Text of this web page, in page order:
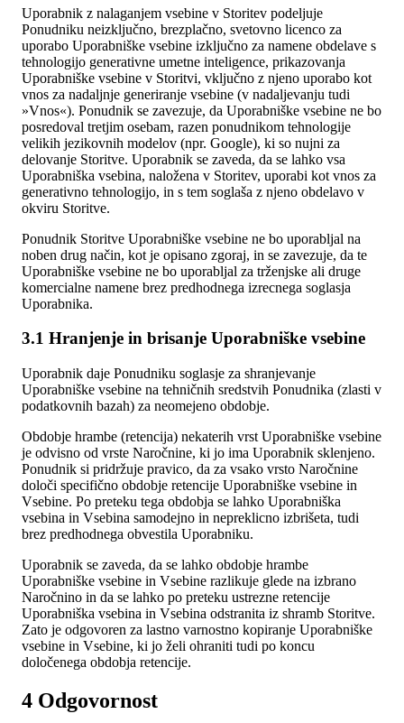
Uporabnik z nalaganjem vsebine v Storitev podeljuje
Ponudniku neizključno, brezplačno, svetovno licenco za
uporabo Uporabniške vsebine izključno za namene obdelave s
tehnologijo generativne umetne inteligence, prikazovanja
Uporabniške vsebine v Storitvi, vključno z njeno uporabo kot
vnos za nadaljnje generiranje vsebine (v nadaljevanju tudi
»Vnos«). Ponudnik se zavezuje, da Uporabniške vsebine ne bo
posredoval tretjim osebam, razen ponudnikom tehnologije
velikih jezikovnih modelov (npr. Google), ki so nujni za
delovanje Storitve. Uporabnik se zaveda, da se lahko vsa
Uporabniška vsebina, naložena v Storitev, uporabi kot vnos za
generativno tehnologijo, in s tem soglaša z njeno obdelavo v
okviru Storitve.
Ponudnik Storitve Uporabniške vsebine ne bo uporabljal na
noben drug način, kot je opisano zgoraj, in se zavezuje, da te
Uporabniške vsebine ne bo uporabljal za trženjske ali druge
komercialne namene brez predhodnega izrecnega soglasja
Uporabnika.
3.1 Hranjenje in brisanje Uporabniške vsebine
Uporabnik daje Ponudniku soglasje za shranjevanje
Uporabniške vsebine na tehničnih sredstvih Ponudnika (zlasti v
podatkovnih bazah) za neomejeno obdobje.
Obdobje hrambe (retencija) nekaterih vrst Uporabniške vsebine
je odvisno od vrste Naročnine, ki jo ima Uporabnik sklenjeno.
Ponudnik si pridržuje pravico, da za vsako vrsto Naročnine
določi specifično obdobje retencije Uporabniške vsebine in
Vsebine. Po preteku tega obdobja se lahko Uporabniška
vsebina in Vsebina samodejno in nepreklicno izbrišeta, tudi
brez predhodnega obvestila Uporabniku.
Uporabnik se zaveda, da se lahko obdobje hrambe
Uporabniške vsebine in Vsebine razlikuje glede na izbrano
Naročnino in da se lahko po preteku ustrezne retencije
Uporabniška vsebina in Vsebina odstranita iz shramb Storitve.
Zato je odgovoren za lastno varnostno kopiranje Uporabniške
vsebine in Vsebine, ki jo želi ohraniti tudi po koncu
določenega obdobja retencije.
4 Odgovornost